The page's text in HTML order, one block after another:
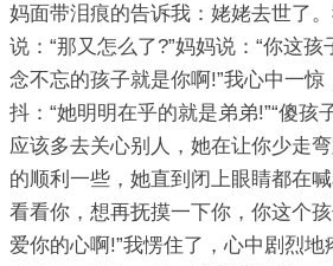
妈面带泪痕的告诉我：姥姥去世了
说：“那又怎么了?”妈妈说：“你这
念不忘的孩子就是你啊!”我心中一
抖：“她明明在乎的就是弟弟!”“傻孩
应该多去关心别人，她在让你少走
的顺利一些，她直到闭上眼睛都在
看看你，想再抚摸一下你，你这个
爱你的心啊!”我愣住了，心中剧烈地